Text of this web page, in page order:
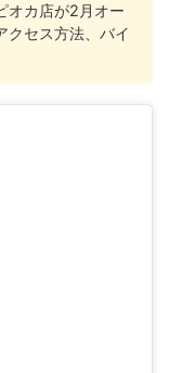
オカ店が2月オー
クセス方法、バイ